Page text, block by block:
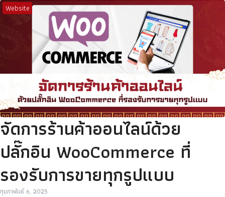
Website
จัดการร้านค้าออนไลน์ด้วย
ปลั๊กอิน WooCommerce ที่
รองรับการขายทุกรูปแบบ
กุมภาพันธ์ 6, 2025